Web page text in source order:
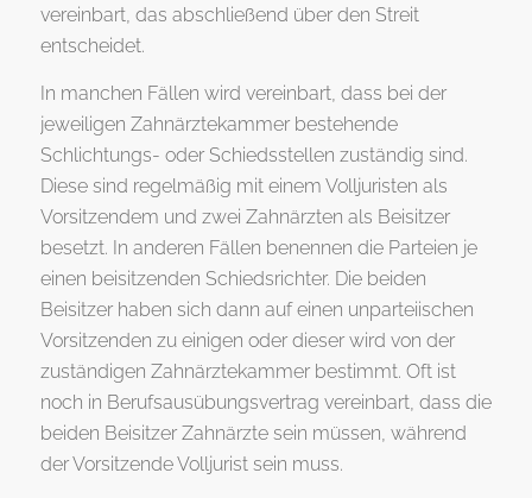
vereinbart, das abschließend über den Streit
entscheidet.
In manchen Fällen wird vereinbart, dass bei der
jeweiligen Zahnärztekammer bestehende
Schlichtungs- oder Schiedsstellen zuständig sind.
Diese sind regelmäßig mit einem Volljuristen als
Vorsitzendem und zwei Zahnärzten als Beisitzer
besetzt. In anderen Fällen benennen die Parteien je
einen beisitzenden Schiedsrichter. Die beiden
Beisitzer haben sich dann auf einen unparteiischen
Vorsitzenden zu einigen oder dieser wird von der
zuständigen Zahnärztekammer bestimmt. Oft ist
noch in Berufsausübungsvertrag vereinbart, dass die
beiden Beisitzer Zahnärzte sein müssen, während
der Vorsitzende Volljurist sein muss.